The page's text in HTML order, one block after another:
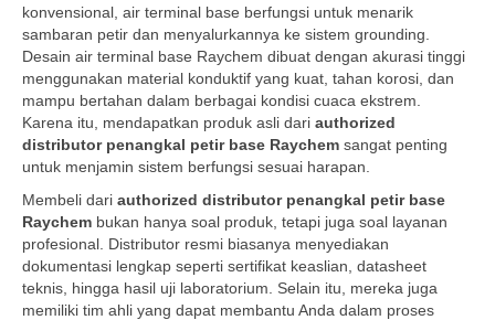
konvensional, air terminal base berfungsi untuk menarik
sambaran petir dan menyalurkannya ke sistem grounding.
Desain air terminal base Raychem dibuat dengan akurasi tinggi
menggunakan material konduktif yang kuat, tahan korosi, dan
mampu bertahan dalam berbagai kondisi cuaca ekstrem.
Karena itu, mendapatkan produk asli dari authorized
distributor penangkal petir base Raychem sangat penting
untuk menjamin sistem berfungsi sesuai harapan.
Membeli dari authorized distributor penangkal petir base
Raychem bukan hanya soal produk, tetapi juga soal layanan
profesional. Distributor resmi biasanya menyediakan
dokumentasi lengkap seperti sertifikat keaslian, datasheet
teknis, hingga hasil uji laboratorium. Selain itu, mereka juga
memiliki tim ahli yang dapat membantu Anda dalam proses